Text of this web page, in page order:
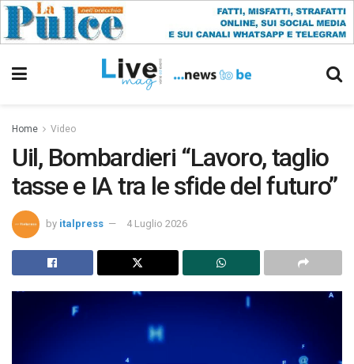
Home Video
Uil, Bombardieri “Lavoro, taglio
tasse e IA tra le sfide del futuro”
by italpress 4 Luglio 2026